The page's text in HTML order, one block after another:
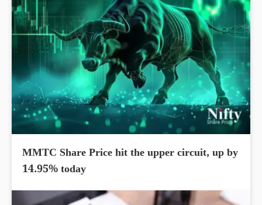
MMTC Share Price hit the upper circuit, up by
14.95% today